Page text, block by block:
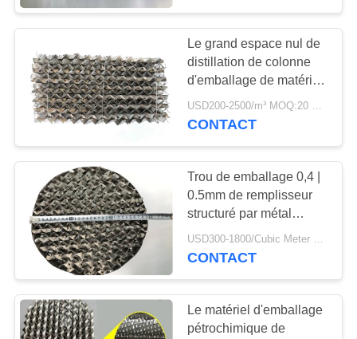
Le grand espace nul de
distillation de colonne
d'emballage de matériel
de fonction acide légère
d'alcali
CONTACT
Trou de emballage 0,4 |
0.5mm de remplisseur
structuré par métal
pétrochimique
anticorrosion
USD300-1800/Cubic Meter MOQ:15 mètres cubes
CONTACT
Le matériel d'emballage
pétrochimique de